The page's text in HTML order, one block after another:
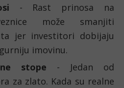
- Rast prinosa na
može smanjiti
jer investitori dobijaju
imovinu.
stope - Jedan od
za zlato. Kada su realne